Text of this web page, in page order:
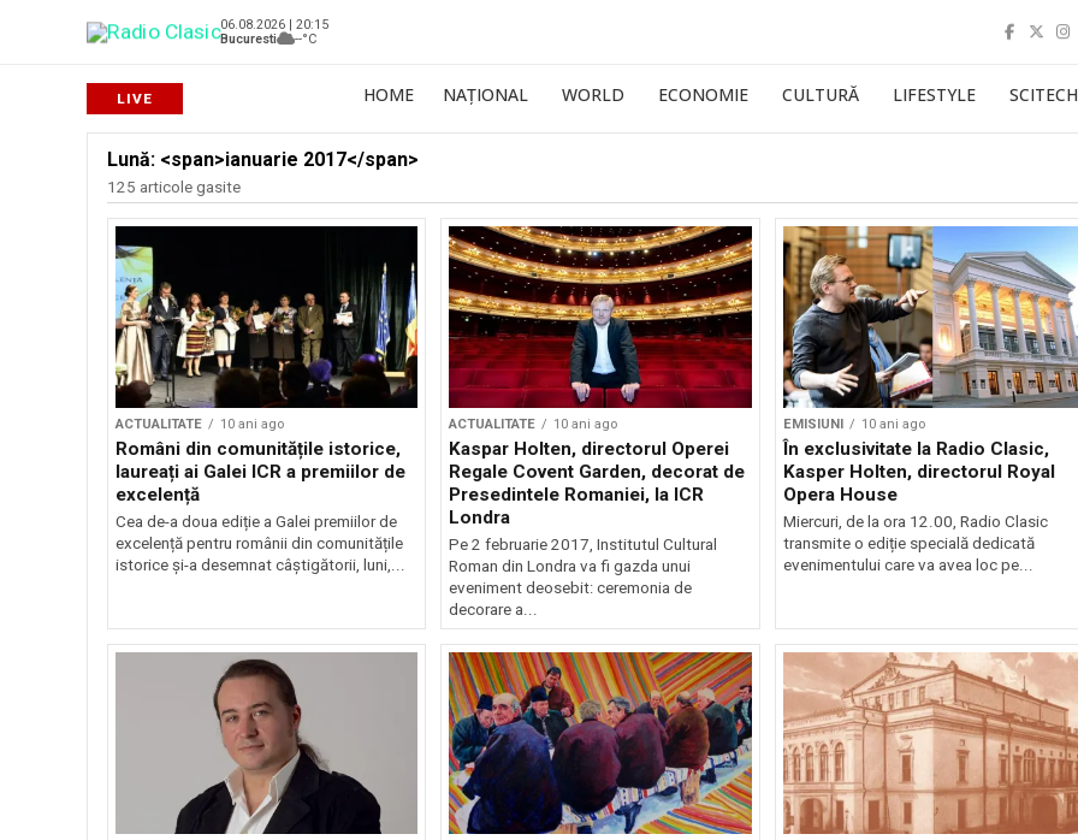
06.08.2026 | 20:15
Bucuresti
--°C
HOME NAȚIONAL WORLD ECONOMIE CULTURĂ LIFESTYLE SCITECH
Lună: <span>ianuarie 2017</span>
125 articole gasite
ACTUALITATE 10 ani ago
Români din comunitățile istorice,
laureați ai Galei ICR a premiilor de
excelență
Cea de-a doua ediție a Galei premiilor de
excelență pentru românii din comunitățile
istorice și-a desemnat câștigătorii, luni,...
ACTUALITATE 10 ani ago
Kaspar Holten, directorul Operei
Regale Covent Garden, decorat de
Presedintele Romaniei, la ICR
Londra
Pe 2 februarie 2017, Institutul Cultural
Roman din Londra va fi gazda unui
eveniment deosebit: ceremonia de
decorare a...
EMISIUNI 10 ani ago
În exclusivitate la Radio Clasic,
Kasper Holten, directorul Royal
Opera House
Miercuri, de la ora 12.00, Radio Clasic
transmite o ediție specială dedicată
evenimentului care va avea loc pe...